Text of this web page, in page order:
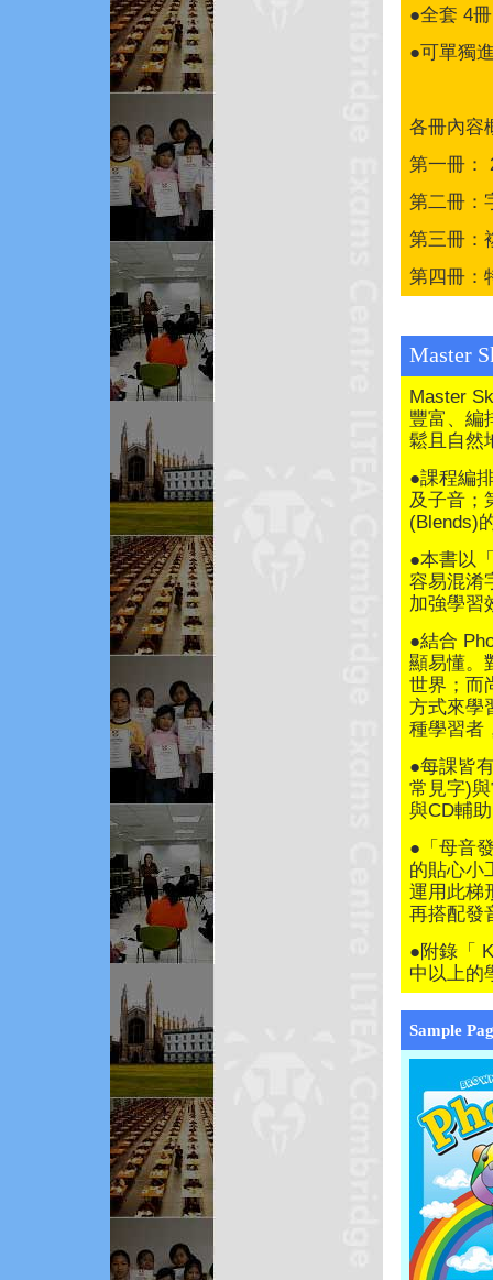
●全套 4
●可單獨
各冊內容
第一冊：
第二冊：
第三冊：
第四冊：
Master
Master
豐富、編
鬆且自然
●課程編
及子音；
(Blends)
●本書以
容易混淆
加強學習
●結合
顯易懂。
世界；而
方式來學
種學習者
●每課皆
常見字)
與CD輔
●「母音
的貼心小
運用此梯
再搭配發
●附錄「
中以上的
Sample